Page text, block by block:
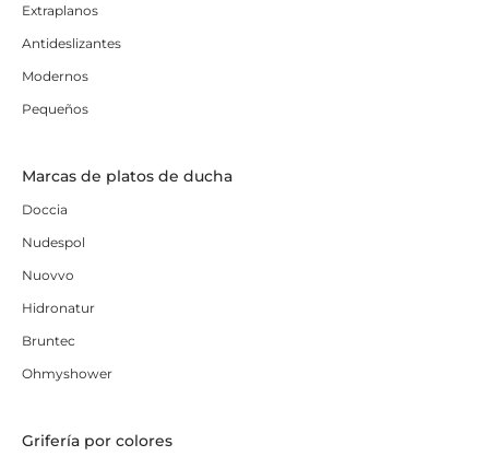
Extraplanos
Antideslizantes
Modernos
Pequeños
Marcas de platos de ducha
Doccia
Nudespol
Nuovvo
Hidronatur
Bruntec
Ohmyshower
Grifería por colores